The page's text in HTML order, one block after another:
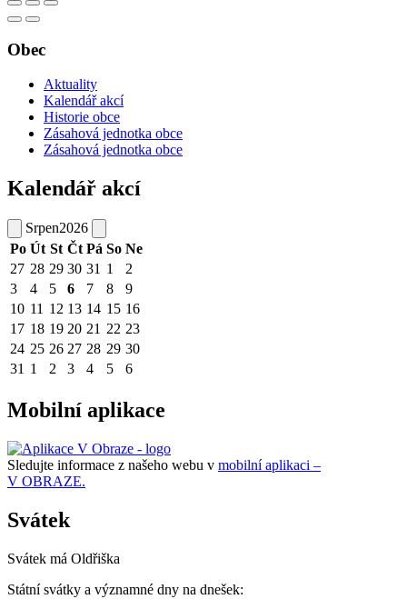
Obec
Aktuality
Kalendář akcí
Historie obce
Zásahová jednotka obce
Zásahová jednotka obce
Kalendář akcí
Srpen2026
Po Út St Čt Pá So Ne
27 28 29 30 31 1
2
3
4 5 6 7 8
9
10 11 12 13 14 15 16
17 18 19 20 21 22 23
24 25 26 27 28 29 30
31 1 2 3 4 5 6
Mobilní aplikace
Sledujte informace z našeho webu v mobilní aplikaci –
V OBRAZE.
Svátek
Svátek má Oldřiška
Státní svátky a významné dny na dnešek: